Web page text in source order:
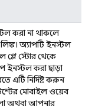
করা না থাকলে
অ্যাপটি ইনস্টল
প্লে স্টোর থেকে
ইনস্টল করা ছাড়া
এটি নির্দিষ্ট করুন,
মোবাইল ওয়েব
অথবা আপনার